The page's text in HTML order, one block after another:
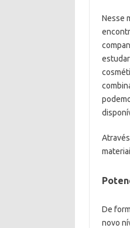
Nesse
De
novo